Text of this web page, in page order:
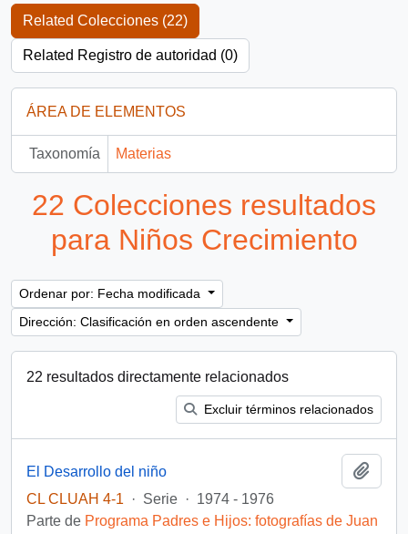
Related Colecciones (22)
Related Registro de autoridad (0)
ÁREA DE ELEMENTOS
Taxonomía Materias
22 Colecciones resultados
para Niños Crecimiento
Ordenar por: Fecha modificada
Dirección: Clasificación en orden ascendente
22 resultados directamente relacionados
Excluir términos relacionados
El Desarrollo del niño
CL CLUAH 4-1
· Serie · 1974 - 1976
Parte de Programa Padres e Hijos: fotografías de Juan